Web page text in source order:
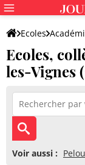
Ecoles
Ecoles,
les-Vignes
Voir aussi :